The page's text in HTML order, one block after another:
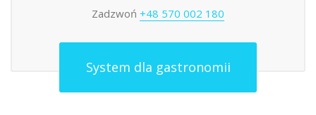
Zadzwoń +48 570 002 180
System dla gastronomii